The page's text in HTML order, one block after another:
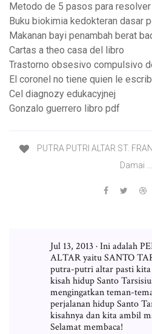
Metodo de 5 pasos para
Buku biokimia kedokteran dasar
Makanan bayi penambah berat
Cartas a theo casa del libro
Trastorno obsesivo compulsivo
El coronel no tiene quien le
Cel diagnozy edukacyjnej
Gonzalo guerrero libro pdf
PUTRA PUTRI ALTAR ST.
Damai ...
Jul 13, 2013 · Ini adalah
ALTAR yaitu SANTO
putra-putri altar pasti kita
kisah hidup Santo
mengingatkan teman-
perjalanan hidup Santo
kisahnya dan kita ambil
Selamat membaca!